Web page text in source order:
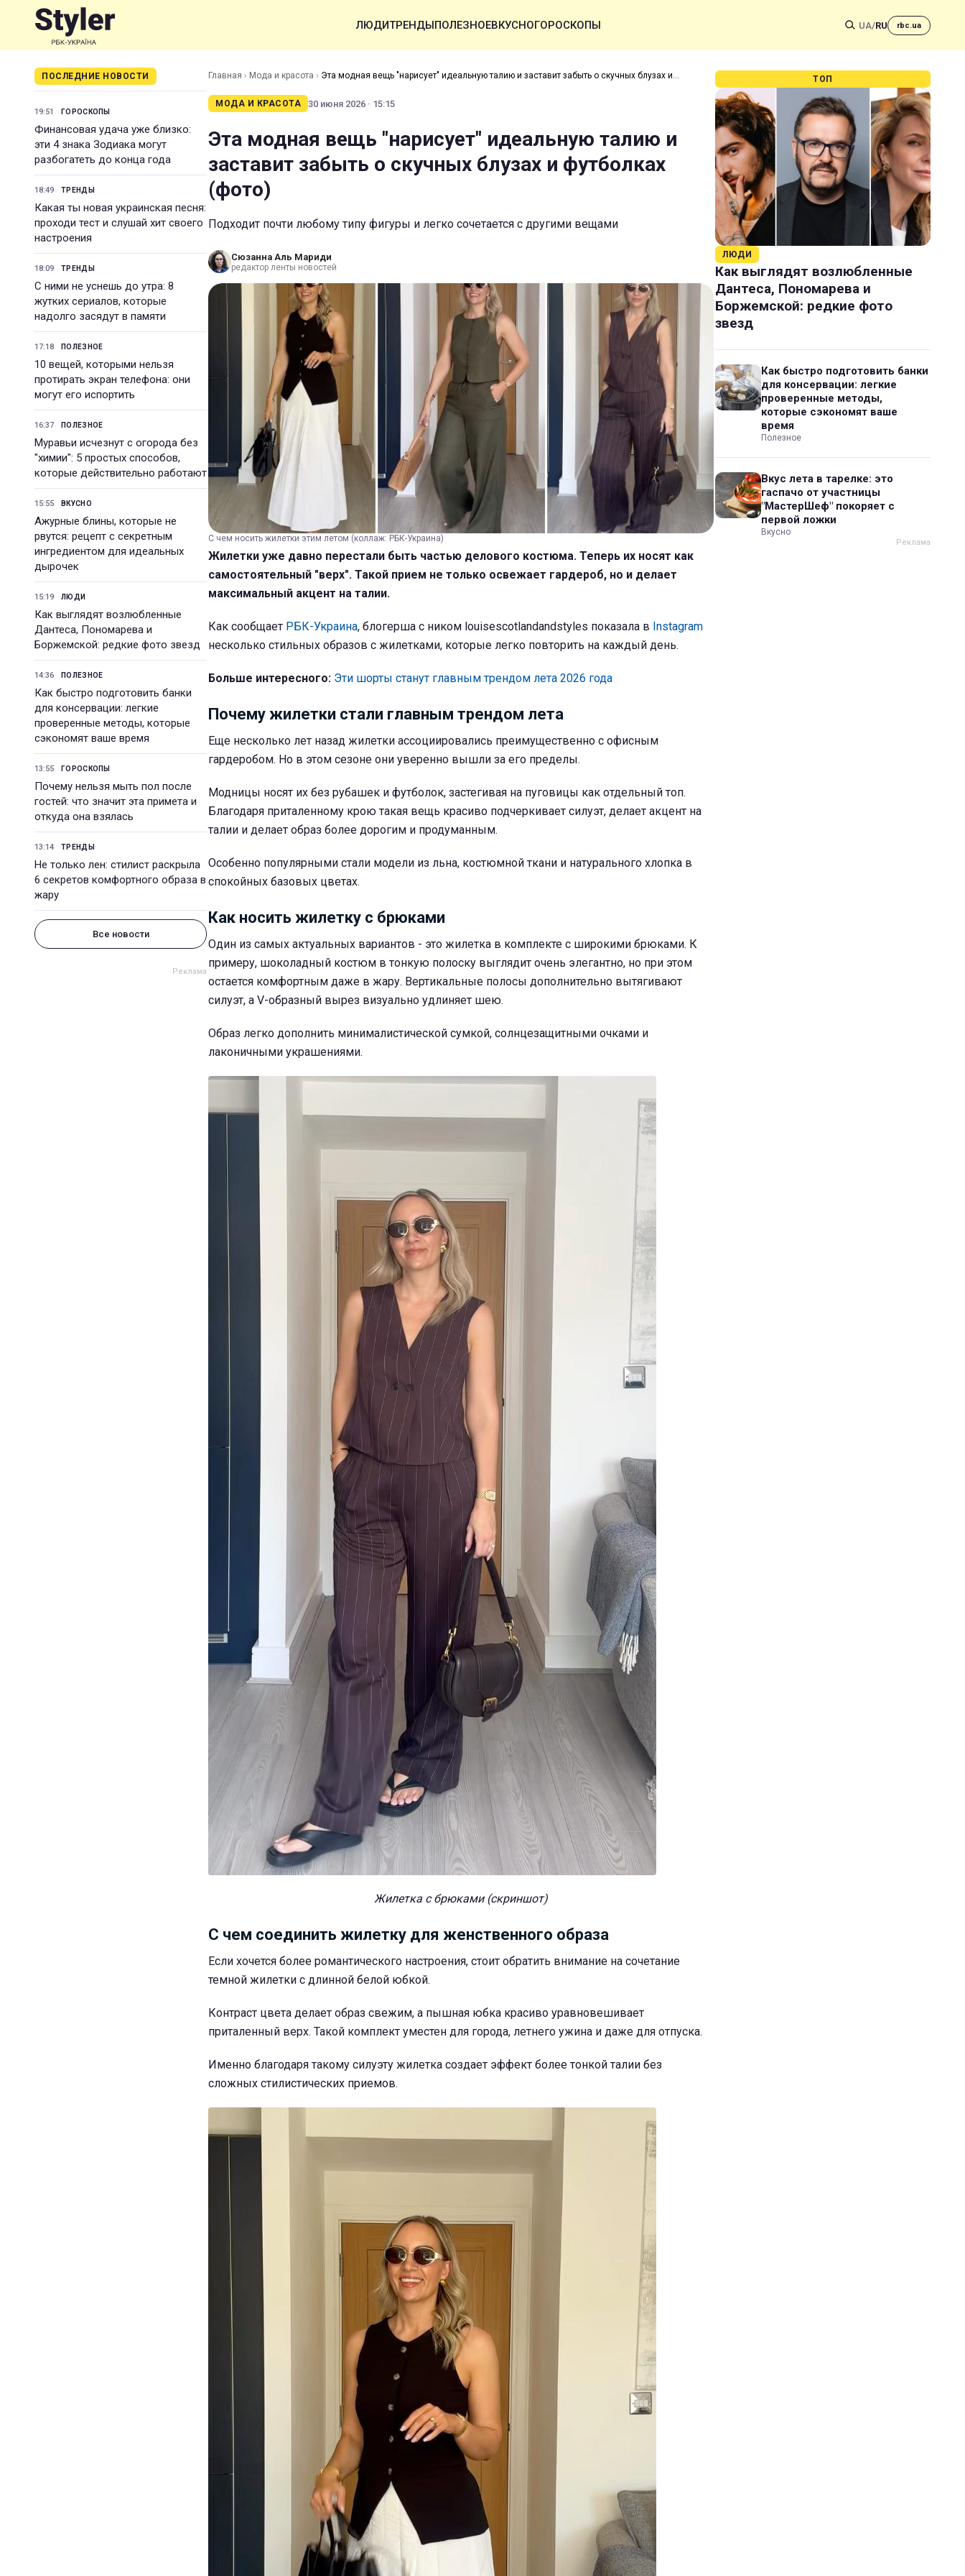
ЛЮДИТРЕНДЫПОЛЕЗНОЕВКУСНОГОРОСКОПЫ UA/RU rbc.ua
ПОСЛЕДНИЕ НОВОСТИ
19:51 ГОРОСКОПЫ
Финансовая удача уже близко:
эти 4 знака Зодиака могут
разбогатеть до конца года
18:49 ТРЕНДЫ
Какая ты новая украинская песня:
проходи тест и слушай хит своего
настроения
18:09 ТРЕНДЫ
С ними не уснешь до утра: 8
жутких сериалов, которые
надолго засядут в памяти
17:18 ПОЛЕЗНОЕ
10 вещей, которыми нельзя
протирать экран телефона: они
могут его испортить
16:37 ПОЛЕЗНОЕ
Муравьи исчезнут с огорода без
"химии": 5 простых способов,
которые действительно работают
15:55 ВКУСНО
Ажурные блины, которые не
рвутся: рецепт с секретным
ингредиентом для идеальных
дырочек
15:19 ЛЮДИ
Как выглядят возлюбленные
Дантеса, Пономарева и
Боржемской: редкие фото звезд
14:36 ПОЛЕЗНОЕ
Как быстро подготовить банки
для консервации: легкие
проверенные методы, которые
сэкономят ваше время
13:55 ГОРОСКОПЫ
Почему нельзя мыть пол после
гостей: что значит эта примета и
откуда она взялась
13:14 ТРЕНДЫ
Не только лен: стилист раскрыла
6 секретов комфортного образа в
жару
Все новости
Главная › Мода и красота › Эта модная вещь "нарисует" идеальную талию и заставит забыть о скучных блузах и
МОДА И КРАСОТА
30 июня 2026 · 15:15
Эта модная вещь "нарисует" идеальную талию и
заставит забыть о скучных блузах и футболках
(фото)
Подходит почти любому типу фигуры и легко сочетается с другими вещами
Сюзанна Аль Мариди
редактор ленты новостей
С чем носить жилетки этим летом (коллаж: РБК-Украина)
Жилетки уже давно перестали быть частью делового костюма. Теперь их носят как
самостоятельный "верх". Такой прием не только освежает гардероб, но и делает
максимальный акцент на талии.
Как сообщает РБК-Украина, блогерша с ником louisescotlandandstyles показала в Instagram
несколько стильных образов с жилетками, которые легко повторить на каждый день.
Больше интересного: Эти шорты станут главным трендом лета 2026 года
Почему жилетки стали главным трендом лета
Еще несколько лет назад жилетки ассоциировались преимущественно с офисным
гардеробом. Но в этом сезоне они уверенно вышли за его пределы.
Модницы носят их без рубашек и футболок, застегивая на пуговицы как отдельный топ.
Благодаря приталенному крою такая вещь красиво подчеркивает силуэт, делает акцент на
талии и делает образ более дорогим и продуманным.
Особенно популярными стали модели из льна, костюмной ткани и натурального хлопка в
спокойных базовых цветах.
Как носить жилетку с брюками
Один из самых актуальных вариантов - это жилетка в комплекте с широкими брюками. К
примеру, шоколадный костюм в тонкую полоску выглядит очень элегантно, но при этом
остается комфортным даже в жару. Вертикальные полосы дополнительно вытягивают
силуэт, а V-образный вырез визуально удлиняет шею.
Образ легко дополнить минималистической сумкой, солнцезащитными очками и
лаконичными украшениями.
Жилетка с брюками (скриншот)
С чем соединить жилетку для женственного образа
Если хочется более романтического настроения, стоит обратить внимание на сочетание
темной жилетки с длинной белой юбкой.
Контраст цвета делает образ свежим, а пышная юбка красиво уравновешивает
приталенный верх. Такой комплект уместен для города, летнего ужина и даже для отпуска.
Именно благодаря такому силуэту жилетка создает эффект более тонкой талии без
сложных стилистических приемов.
ТОП
ЛЮДИ
Как выглядят возлюбленные
Дантеса, Пономарева и
Боржемской: редкие фото
звезд
Как быстро подготовить банки
для консервации: легкие
проверенные методы,
которые сэкономят ваше
время
Полезное
Вкус лета в тарелке: это
гаспачо от участницы
"МастерШеф" покоряет с
первой ложки
Вкусно